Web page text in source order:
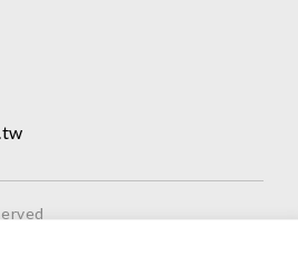
、ODM代工參考，無製作任何成